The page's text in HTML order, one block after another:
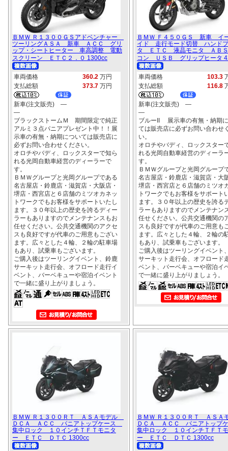
ＢＭＷ Ｒ１３００ＧＳアドベンチャー
ツーリングＡＳＡ 新車 ＡＣＣ グリ
ップ・シートヒーター 車高調整 電動
スクリーン ＥＴＣ２．０ 1300cc
車両価格 360.2 万円
支払総額
373.7 万円
新車(注文販売) ―
―
ブラックストームＭ 期間限定で純正
アルミ３点パニアプレゼント中！！展
示車の有無・納期については販売店に
必ずお問い合わせください。
オロチやバディ、ロックスターで知ら
れる光岡自動車経営のディーラーで
す。
ＢＭＷグループと光岡グループである
名古屋店・鈴鹿店・滋賀店・大阪店・
堺店・西宮店と６店舗のミツオカネッ
トワークでもお客様をサポートいたし
ます。３０年以上の歴史を誇るディー
ラーもありますのでメンテナンスもお
任せください。公共交通機関のアクセ
スも良好ですが代車のご用意もござい
ます。広々とした４輪、２輪の駐車場
もあり、試乗車もございます。
ご購入後はツーリングイベント、鈴鹿
サーキット走行会、オフロード走行イ
ベント、バーベキューや宿泊イベント
で一緒に盛り上がりましょう。
ＢＭＷ Ｆ４５０ＧＳ 新車 イ
イド 走行モード切替 ハンド
タ ＥＴＣ 液晶モニタ ＡＢ
コン ＵＳＢ グリップヒータ
車両価格 103.3
支払総額
116.8
新車(注文販売) ―
―
ブルーII 展示車の有無・納期
ては販売店に必ずお問い合わせ
い。
オロチやバディ、ロックスター
れる光岡自動車経営のディーラ
す。
ＢＭＷグループと光岡グループ
名古屋店・鈴鹿店・滋賀店・大
堺店・西宮店と６店舗のミツオ
トワークでもお客様をサポート
ます。３０年以上の歴史を誇る
ラーもありますのでメンテナン
任せください。公共交通機関の
スも良好ですが代車のご用意も
ます。広々とした４輪、２輪の
もあり、試乗車もございます。
ご購入後はツーリングイベント
サーキット走行会、オフロード
ベント、バーベキューや宿泊イ
で一緒に盛り上がりましょう。
ＢＭＷ Ｒ１３００ＲＴ ＡＳＡモデル
ＤＣＡ ＡＣＣ パニアトップケース
集中ロック １０インチＴＦＴモニタ
ー ＥＴＣ ＤＴＣ 1300cc
ＢＭＷ Ｒ１３００ＲＴ ＡＳ
ＤＣＡ ＡＣＣ パニアトップ
集中ロック １０インチＴＦＴ
ー ＥＴＣ ＤＴＣ 1300cc